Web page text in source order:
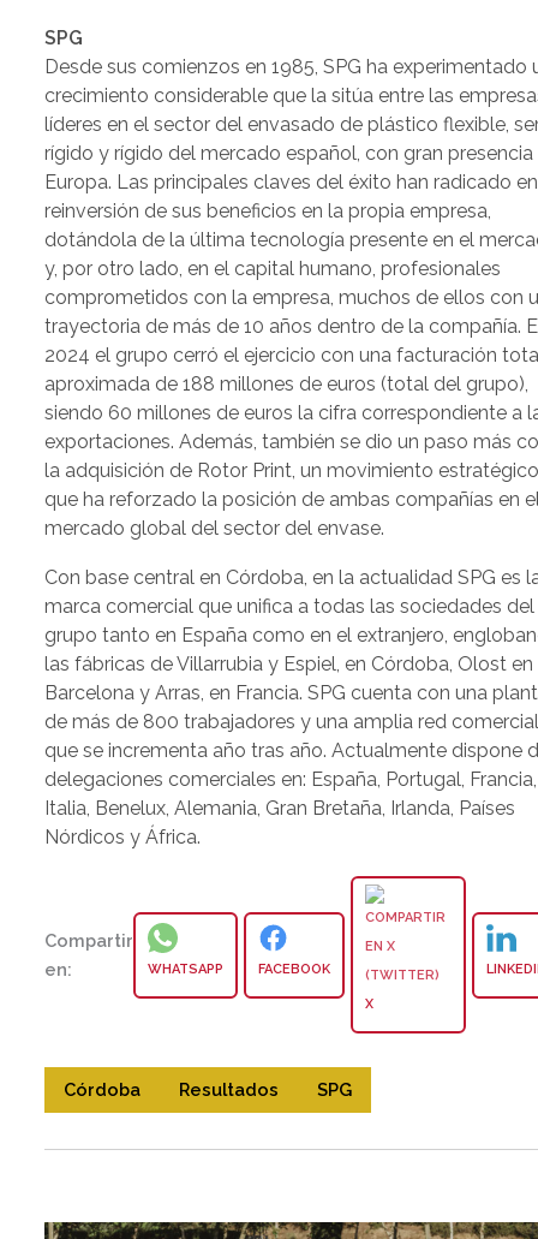
SPG
Desde sus comienzos en 1985, SPG ha experimentado
crecimiento considerable que la sitúa entre las
líderes en el sector del envasado de plástico flexible,
rígido y rígido del mercado español, con gran presencia
Europa. Las principales claves del éxito han radicado
reinversión de sus beneficios en la propia empresa,
dotándola de la última tecnología presente en el
y, por otro lado, en el capital humano, profesionales
comprometidos con la empresa, muchos de ellos con
trayectoria de más de 10 años dentro de la compañía.
2024 el grupo cerró el ejercicio con una facturación
aproximada de 188 millones de euros (total del grupo),
siendo 60 millones de euros la cifra correspondiente a
exportaciones. Además, también se dio un paso más
la adquisición de Rotor Print, un movimiento
que ha reforzado la posición de ambas compañías en
mercado global del sector del envase.
Con base central en Córdoba, en la actualidad SPG es
marca comercial que unifica a todas las sociedades del
grupo tanto en España como en el extranjero,
las fábricas de Villarrubia y Espiel, en Córdoba, Olost en
Barcelona y Arras, en Francia. SPG cuenta con una
de más de 800 trabajadores y una amplia red
que se incrementa año tras año. Actualmente dispone
delegaciones comerciales en: España, Portugal, Francia,
Italia, Benelux, Alemania, Gran Bretaña, Irlanda, Países
Nórdicos y África.
Compartir
en:
WHATSAPP FACEBOOK
X
Córdoba Resultados SPG